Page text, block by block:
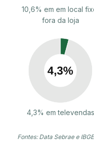
10,6% em em local
fora da loja
4,3% em televendas
Fontes: Data Sebrae e IBGE